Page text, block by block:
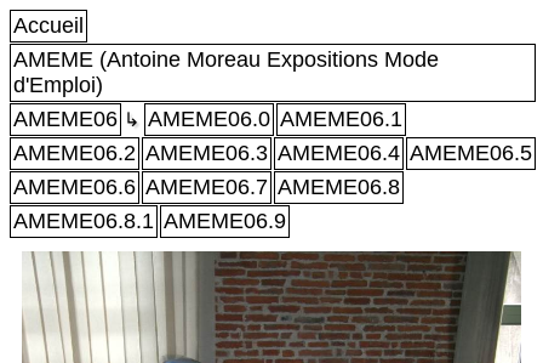
Accueil
AMEME (Antoine Moreau Expositions Mode
d'Emploi)
AMEME06 ↳ AMEME06.0 AMEME06.1
AMEME06.2 AMEME06.3 AMEME06.4 AMEME06.5
AMEME06.6 AMEME06.7 AMEME06.8
AMEME06.8.1 AMEME06.9